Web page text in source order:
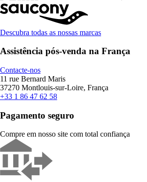
Descubra todas as nossas marcas
Assistência pós-venda na França
Contacte-nos
11 rue Bernard Maris
37270 Montlouis-sur-Loire, França
+33 1 86 47 62 58
Pagamento seguro
Compre em nosso site com total confiança